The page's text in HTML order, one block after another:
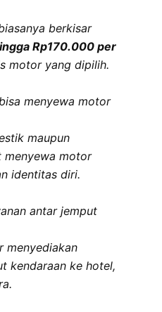
berkisar
Rp170.000 per
motor yang dipilih.
menyewa motor
maupun
menyewa motor
identitas diri.
antar jemput
menyediakan
kendaraan ke hotel,